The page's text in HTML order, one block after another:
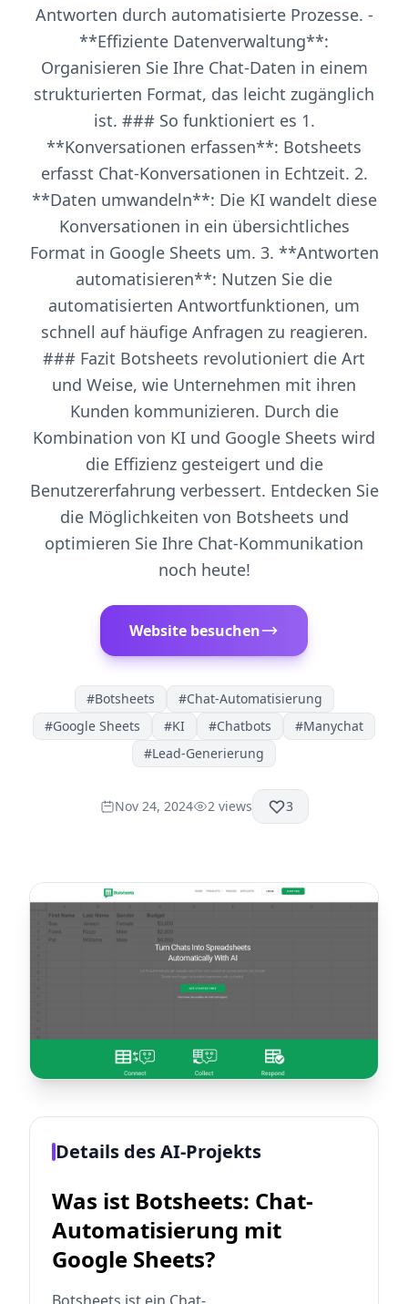
Antworten durch automatisierte Prozesse. -
**Effiziente Datenverwaltung**:
Organisieren Sie Ihre Chat-Daten in einem
strukturierten Format, das leicht zugänglich
ist. ### So funktioniert es 1.
**Konversationen erfassen**: Botsheets
erfasst Chat-Konversationen in Echtzeit. 2.
**Daten umwandeln**: Die KI wandelt diese
Konversationen in ein übersichtliches
Format in Google Sheets um. 3. **Antworten
automatisieren**: Nutzen Sie die
automatisierten Antwortfunktionen, um
schnell auf häufige Anfragen zu reagieren.
### Fazit Botsheets revolutioniert die Art
und Weise, wie Unternehmen mit ihren
Kunden kommunizieren. Durch die
Kombination von KI und Google Sheets wird
die Effizienz gesteigert und die
Benutzererfahrung verbessert. Entdecken Sie
die Möglichkeiten von Botsheets und
optimieren Sie Ihre Chat-Kommunikation
noch heute!
Website besuchen
#Botsheets #Chat-Automatisierung
#Google Sheets #KI #Chatbots #Manychat
#Lead-Generierung
Nov 24, 2024 2views 3
Details des AI-Projekts
Was ist Botsheets: Chat-
Automatisierung mit
Google Sheets?